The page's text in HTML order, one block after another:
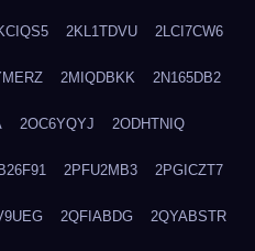
2KL1TDVU 2LCI7CW6
2MIQDBKK 2N165DB2
2OC6YQYJ 2ODHTNIQ
2PFU2MB3 2PGICZT7
2QFIABDG 2QYABSTR